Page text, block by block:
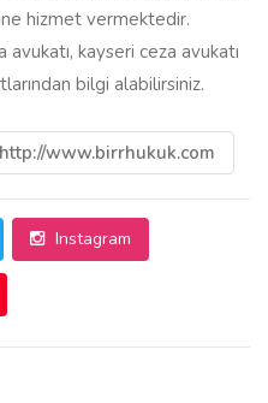
hizmet vermektedir.
kayseri ceza avukatı
bilgi alabilirsiniz.
http://www.birrhukuk.com
Instagram